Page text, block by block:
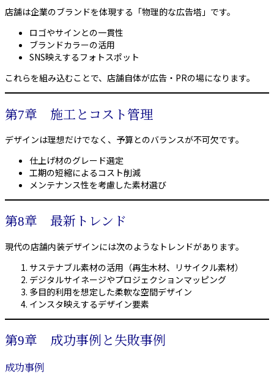
店舗は企業のブランドを体現する「物理的な広告塔」です。
ロゴやサインとの一貫性
ブランドカラーの活用
SNS映えするフォトスポット
これらを組み込むことで、店舗自体が広告・PRの場になります。
第7章 施工とコスト管理
デザインは理想だけでなく、予算とのバランスが不可欠です。
仕上げ材のグレード選定
工期の短縮によるコスト削減
メンテナンス性を考慮した素材選び
第8章 最新トレンド
現代の店舗内装デザインには次のようなトレンドがあります。
サステナブル素材の活用（再生木材、リサイクル素材）
デジタルサイネージやプロジェクションマッピング
多目的利用を想定した柔軟な空間デザイン
インスタ映えするデザイン要素
第9章 成功事例と失敗事例
成功事例